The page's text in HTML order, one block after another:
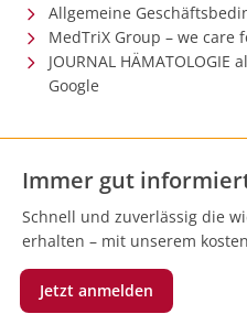
Allgemeine
MedTriX Group – we care
JOURNAL
Google
Immer gut
Schnell und zuverlässig die
erhalten – mit unserem
Jetzt anmelden